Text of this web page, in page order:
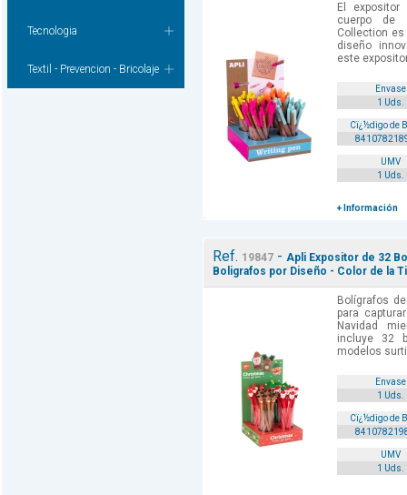
Tecnologia
Textil - Prevencion - Bricolaje
El
cuerpo de
Collection
diseño
este
Envase
1 Uds.
Cï¿½digo de
UMV
1 Uds.
+ Información
Ref. 19847- Apli Expositor de 32
Boligrafos por Diseño - Color de la
Bolígrafos
para
Navidad
incluye 32
modelos
Envase
1 Uds.
Cï¿½digo de
UMV
1 Uds.